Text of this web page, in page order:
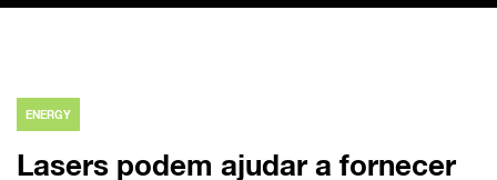
ENERGY
Lasers podem ajudar a fornecer